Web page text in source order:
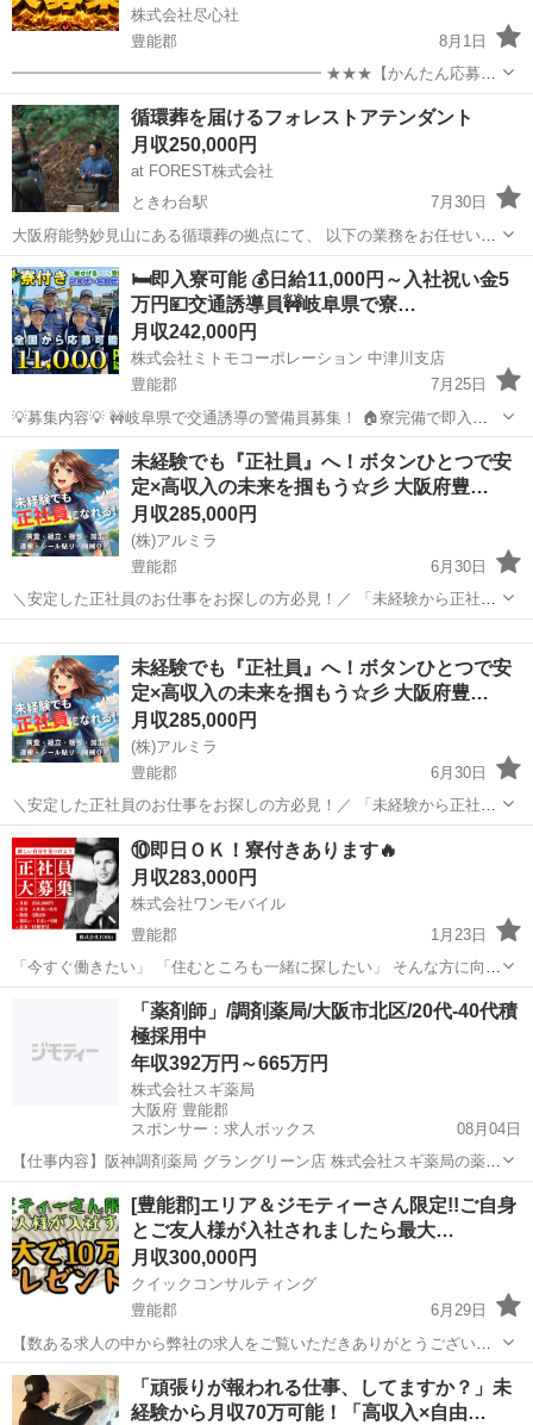
株式会社尽心社
豊能郡
8月1日
━━━━━━━━━━━━━━━━━━━━ ★★★【かんたん応募は
こちら】★★★ ━━━━━━━━━━━━━━━━━━━━ ▼▼ ま
ずはLINEを友だち追加 ▼▼ https://lin.ee/wSdk4Ka ...
大阪 豊能郡 工場 未経験
循環葬を届けるフォレストアテンダント
月収250,000円
at FOREST株式会社
ときわ台駅
7月30日
大阪府能勢妙見山にある循環葬の拠点にて、 以下の業務をお任せいた
します。 ◇ 森のストーリーテラー（見学者対応） 森から寺院まで、
その土地の歴史や自然の循環についてお伝えしながらご案内します。
お客様が「ここなら安心...
大阪 豊能郡 ときわ台駅 その他
🛏️即入寮可能 💰日給11,000円～入社祝い金5
万円💴交通誘導員🚧岐阜県で寮…
月収242,000円
株式会社ミトモコーポレーション 中津川支店
豊能郡
7月25日
💡募集内容💡 🚧岐阜県で交通誘導の警備員募集！ 🏠寮完備で即入寮
OK。 🔰未経験でも安心の研修体制。 👫男女歓迎＆カップル応募も大
歓迎。 ✨安心して働ける環境で新生活をスタートしませんか？ 💴【日
給】 ✅日...
大阪 豊能郡 その他 未経験
未経験でも『正社員』へ！ボタンひとつで安
定×高収入の未来を掴もう☆彡 大阪府豊…
月収285,000円
(株)アルミラ
豊能郡
6月30日
＼安定した正社員のお仕事をお探しの方必見！／ 「未経験から正社員
になれる？」 「すぐに働ける仕事が知りたい！」 「長期安定の職場で
働きたい！」 ⇒ そんなアナタにピッタリの正社員求人をご紹介！ ...
未経験でも『正社員』へ！ボタンひとつで安
定×高収入の未来を掴もう☆彡 大阪府豊…
月収285,000円
(株)アルミラ
豊能郡
6月30日
＼安定した正社員のお仕事をお探しの方必見！／ 「未経験から正社員
になれる？」 「すぐに働ける仕事が知りたい！」 「長期安定の職場で
働きたい！」 ⇒ そんなアナタにピッタリの正社員求人をご紹介！ ...
大阪 豊能郡 工場 未経験
⑩即日ＯＫ！寮付きあります🔥
月収283,000円
株式会社ワンモバイル
豊能郡
1月23日
「今すぐ働きたい」 「住むところも一緒に探したい」 そんな方に向け
たお仕事をご紹介しています。 ◆ こんな方におすすめ ・すぐに働き
物流
「薬剤師」/調剤薬局/大阪市北区/20代-40代積
極採用中
年収392万円～665万円
株式会社スギ薬局
大阪府 豊能郡
スポンサー：求人ボックス
08月04日
【仕事内容】阪神調剤薬局 グラングリーン店 株式会社スギ薬局の薬剤
師求人 正社員 調剤薬局 更新日:2026年06月18日 求人番号:10256502 <
大阪府/大阪市北区>2026年5月新規オープン 福利厚生充実 薬局での薬
剤師...
[豊能郡]エリア＆ジモティーさん限定!!ご自身
とご友人様が入社されましたら最大…
月収300,000円
クイックコンサルティング
豊能郡
6月29日
【数ある求人の中から弊社の求人をご覧いただきありがとうございま
す!!】 ジモティーさん限定でご友人様をご紹介いただき入社1ヶ月経過
後に最大で10万円プレゼント!! こちらの求人以外にも日本全国に求人
数が多く掲載できていな...
大阪 豊能郡 その他 オペレーター
「頑張りが報われる仕事、してますか？」未
経験から月収70万可能！「高収入×自由…